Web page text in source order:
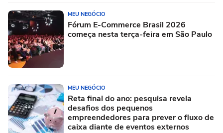
MEU NEGÓCIO
Fórum E-Commerce Brasil 2026
começa nesta terça-feira em São Paulo
MEU NEGÓCIO
Reta final do ano: pesquisa revela
desafios dos pequenos
empreendedores para prever o fluxo de
caixa diante de eventos externos